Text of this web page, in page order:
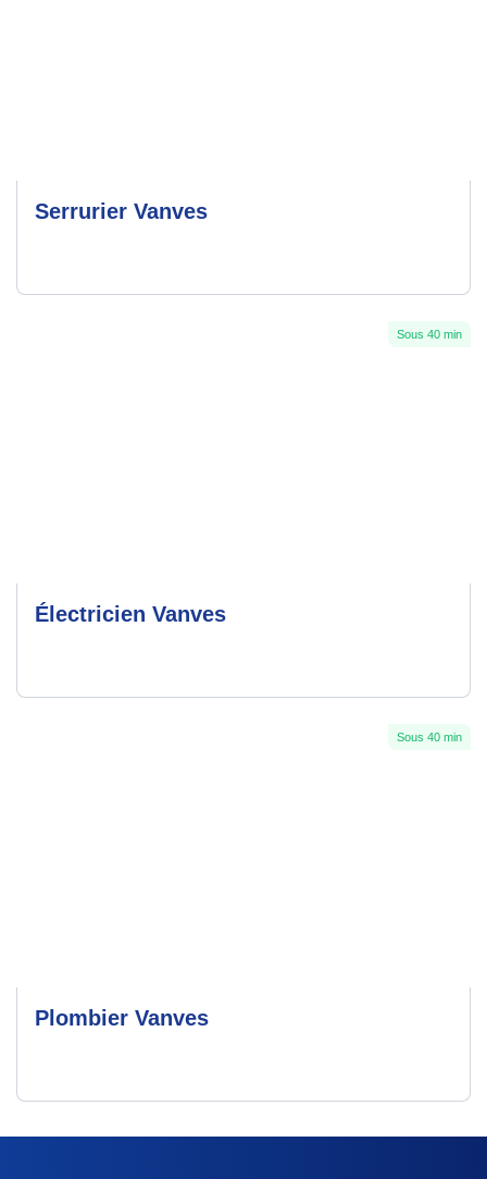
Serrurier Vanves
Sous 40 min
Électricien Vanves
Sous 40 min
Plombier Vanves